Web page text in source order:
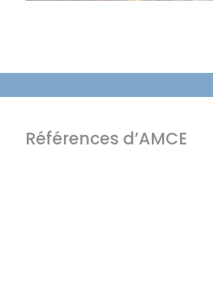
Références d’AMCE